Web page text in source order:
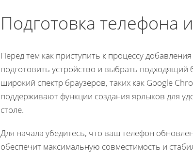
Подготовка телефона
Перед тем как приступить к процессу
подготовить устройство и выбрать
широкий спектр браузеров, таких как Google
поддерживают функции создания ярлыков для
столе.
Для начала убедитесь, что ваш телефон
обеспечит максимальную совместимость и